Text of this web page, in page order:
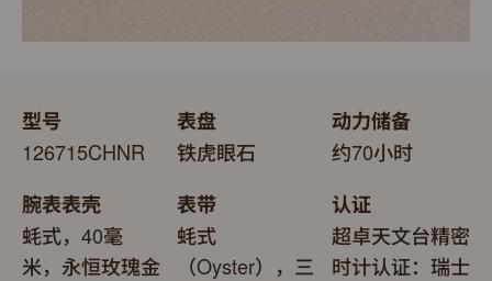
型号
126715CHNR
腕表表壳
蚝式，40毫
米，永恒玫瑰金
表盘
铁虎眼石
表带
蚝式
（Oyster），三
动力储备
约70小时
认证
超卓天文台精密
时计认证：瑞士